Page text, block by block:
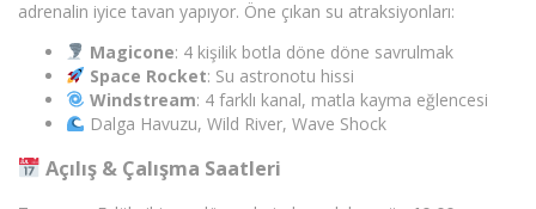
adrenalin iyice tavan yapıyor. Öne çıkan su atraksiyonları:
Magicone: 4 kişilik botla döne döne savrulmak
Space Rocket: Su astronotu hissi
Windstream: 4 farklı kanal, matla kayma eğlencesi
Dalga Havuzu, Wild River, Wave Shock
Açılış & Çalışma Saatleri